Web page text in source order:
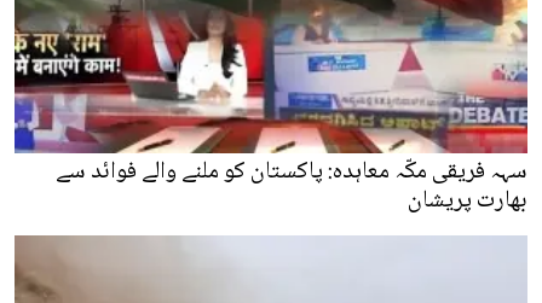
سہہ فریقی مکّہ معاہدہ: پاکستان کو ملنے والے فوائد سے
بھارت پریشان